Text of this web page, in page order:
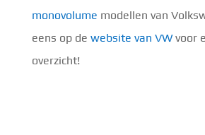
monovolume modellen van
eens op de website van VWvoor
overzicht!